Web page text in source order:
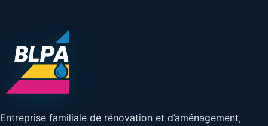
Entreprise familiale de rénovation et d’aménagement,